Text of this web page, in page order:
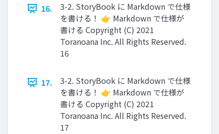
16.
3-2. StoryBook に Markdown で仕様
を書ける！ 👉 Markdown で仕様が
書ける Copyright (C) 2021
Toranoana Inc. All Rights Reserved.
16
17.
3-2. StoryBook に Markdown で仕様
を書ける！ 👉 Markdown で仕様が
書ける Copyright (C) 2021
Toranoana Inc. All Rights Reserved.
17